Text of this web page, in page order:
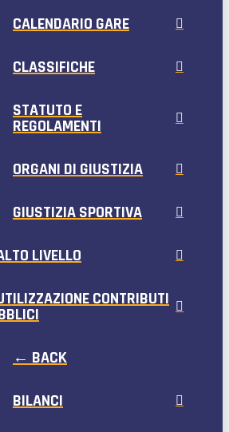
CALENDARIO GARE
CLASSIFICHE
STATUTO E
REGOLAMENTI
ORGANI DI GIUSTIZIA
GIUSTIZIA SPORTIVA
LIVELLO
CONTRIBUTI
← BACK
BILANCI